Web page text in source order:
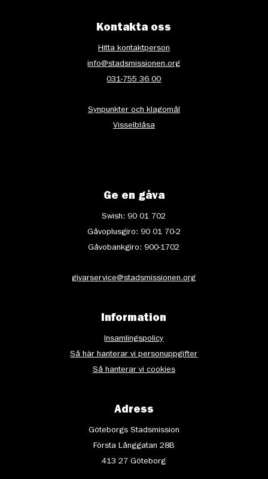
Kontakta oss
Hitta kontaktperson
info@stadsmissionen.org
031-755 36 00
Synpunkter och klagomål
Visselblåsa
Ge en gåva
Swish: 90 01 702
Gåvoplusgiro: 90 01 70-2
Gåvobankgiro: 900-1702
givarservice@stadsmissionen.org
Information
Insamlingspolicy
Så här hanterar vi personuppgifter
Så hanterar vi cookies
Adress
Göteborgs Stadsmission
Första Långgatan 28B
413 27 Göteborg